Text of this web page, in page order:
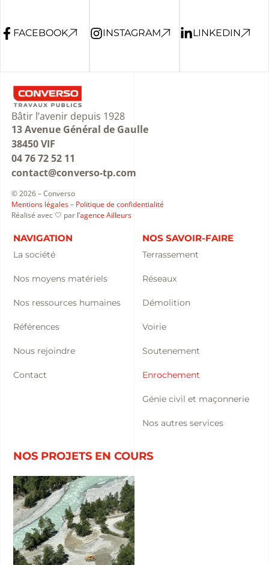
FACEBOOK INSTAGRAM LINKEDIN
Bâtir l’avenir depuis 1928
13 Avenue Général de Gaulle
38450 VIF
04 76 72 52 11
contact@converso-tp.com
© 2026 – Converso
Mentions légales– Politique de confidentialité
Réalisé avec 🤍 par l’agence Ailleurs
NAVIGATION
La société
Nos moyens matériels
Nos ressources humaines
Références
Nous rejoindre
Contact
NOS SAVOIR-FAIRE
Terrassement
Réseaux
Démolition
Voirie
Soutenement
Enrochement
Génie civil et maçonnerie
Nos autres services
NOS PROJETS EN COURS